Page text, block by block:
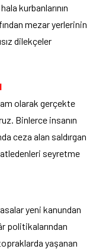
kurbanlarının
mezar yerlerinin
dilekçeler
olarak gerçekte
Binlerce insanın
ceza alan saldırgan
seyretme
yeni kanundan
politikalarından
yaşanan